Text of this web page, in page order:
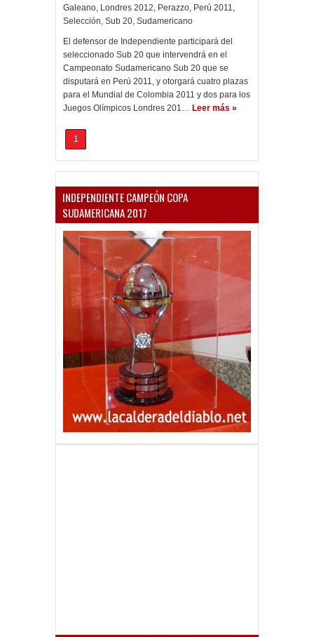
Galeano, Londres 2012, Perazzo, Perú 2011,
Selección, Sub 20, Sudamericano
El defensor de Independiente participará del
seleccionado Sub 20 que intervendrá en el
Campeonato Sudamericano Sub 20 que se
disputará en Perú 2011, y otorgará cuatro plazas
para el Mundial de Colombia 2011 y dos para los
Juegos Olímpicos Londres 201… Leer más »
1
INDEPENDIENTE CAMPEÓN COPA
SUDAMERICANA 2017